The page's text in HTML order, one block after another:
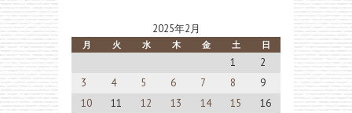
2025年2月
月 火 水 木 金 土 日
1
2
3
4 5 6 7 8
9
10
11 12 13 14 15
16